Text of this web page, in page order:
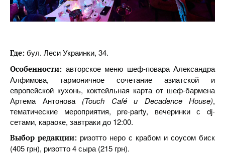
Где: бул. Леси Украинки, 34.
Особенности: авторское меню шеф-повара Александра
Алфимова, гармоничное сочетание азиатской и
европейской кухонь, коктейльная карта от шеф-бармена
Артема Антонова (Touch Café и Decadence House),
тематические мероприятия, pre-party, вечеринки с dj-
сетами, караоке, завтраки до 12:00.
Выбор редакции: ризотто неро с крабом и соусом биск
(405 грн), ризотто 4 сыра (215 грн).